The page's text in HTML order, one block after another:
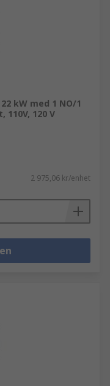
kW med 1 NO/1
110V, 120 V
2 975,06 kr/enhet